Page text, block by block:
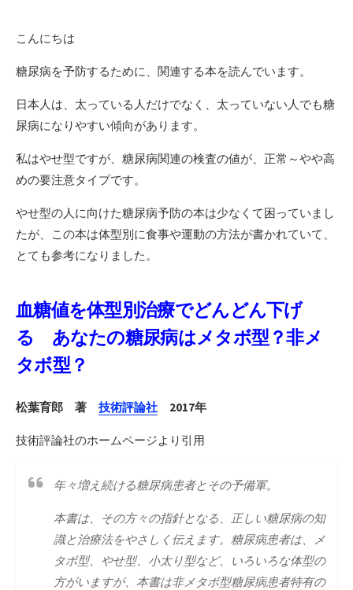
こんにちは
糖尿病を予防するために、関連する本を読んでいます。
日本人は、太っている人だけでなく、太っていない人でも糖
尿病になりやすい傾向があります。
私はやせ型ですが、糖尿病関連の検査の値が、正常～やや高
めの要注意タイプです。
やせ型の人に向けた糖尿病予防の本は少なくて困っていまし
たが、この本は体型別に食事や運動の方法が書かれていて、
とても参考になりました。
血糖値を体型別治療でどんどん下げ
る あなたの糖尿病はメタボ型？非メ
タボ型？
松葉育郎 著 技術評論社 2017年
技術評論社のホームページより引用
年々増え続ける糖尿病患者とその予備軍。
本書は、その方々の指針となる、正しい糖尿病の知
識と治療法をやさしく伝えます。糖尿病患者は、メ
タボ型、やせ型、小太り型など、いろいろな体型の
方がいますが、本書は非メタボ型糖尿病患者特有の